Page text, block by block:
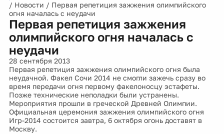
/ Новости / Первая репетиция зажжения олимпийского
огня началась с неудачи
Первая репетиция зажжения
олимпийского огня началась с
неудачи
28 сентября 2013
Первая репетиция зажжения олимпийского огня была
неудачной. Факел Сочи 2014 не смогли зажечь сразу во
время передачи огня первому факелоносцу эстафеты.
Позже технические неполадки были устранены.
Мероприятия прошли в греческой Древней Олимпии.
Официальная церемония зажжения олимпийского огня
Игр-2014 состоится завтра, 6 октября огонь доставят в
Москву.